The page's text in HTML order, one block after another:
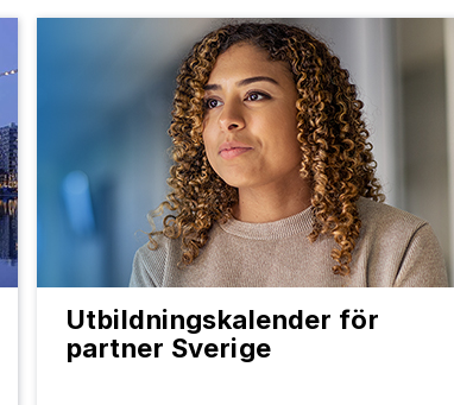
Utbildningskalender för
partner Sverige